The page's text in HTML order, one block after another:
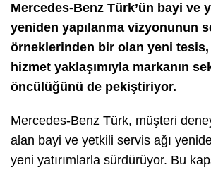
Mercedes-Benz Türk’ün bayi ve
yeniden yapılanma vizyonunun
örneklerinden bir olan yeni tesis,
hizmet yaklaşımıyla markanın
öncülüğünü de pekiştiriyor.
Mercedes-Benz Türk, müşteri
alan bayi ve yetkili servis ağı
yeni yatırımlarla sürdürüyor. Bu